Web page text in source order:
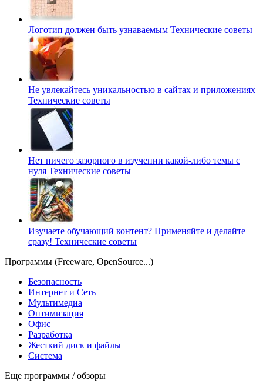
Логотип должен быть узнаваемым Технические советы
Не увлекайтесь уникальностью в сайтах и приложениях
Технические советы
Нет ничего зазорного в изучении какой-либо темы с
нуля Технические советы
Изучаете обучающий контент? Применяйте и делайте
сразу! Технические советы
Программы (Freeware, OpenSource...)
Безопасность
Интернет и Сеть
Мультимедиа
Оптимизация
Офис
Разработка
Жесткий диск и файлы
Система
Еще программы / обзоры